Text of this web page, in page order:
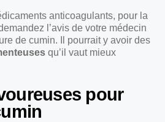
anticoagulants, pour la
l’avis de votre médecin
de cumin. Il pourrait y avoir des
qu’il vaut mieux
pour